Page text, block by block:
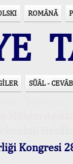
ROMÂNĂ
SÜÂL - CEVÂB
Kongresi